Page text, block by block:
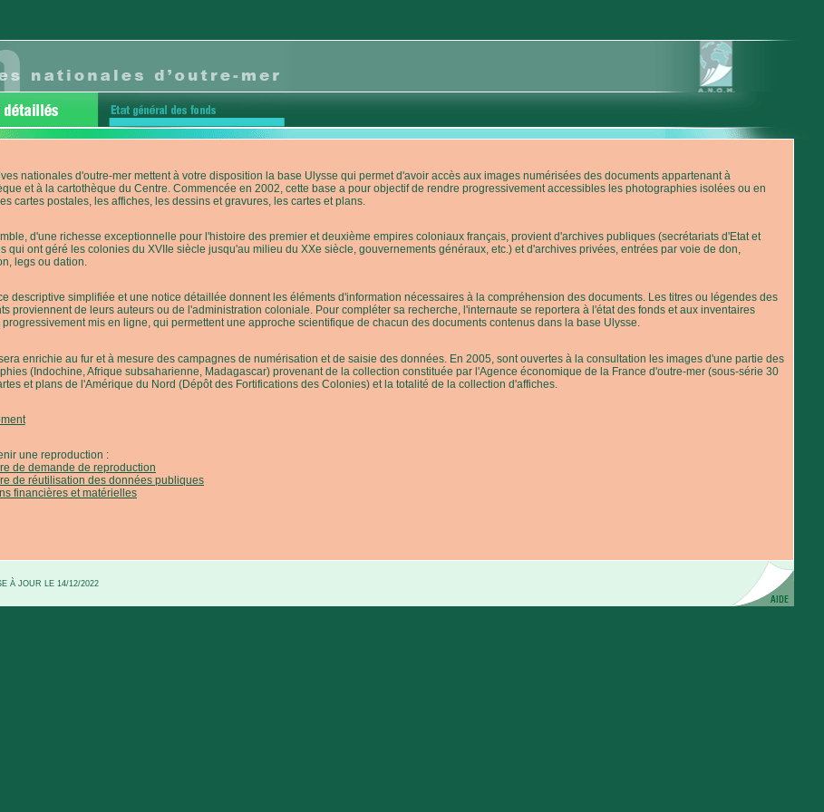
nationales d'outre-mer mettent à votre disposition la base Ulysse qui permet d'avoir accès aux images numérisées des documents appartenant à
et à la cartothèque du Centre. Commencée en 2002, cette base a pour objectif de rendre progressivement accessibles les photographies isolées ou en
cartes postales, les affiches, les dessins et gravures, les cartes et plans.
d'une richesse exceptionnelle pour l'histoire des premier et deuxième empires coloniaux français, provient d'archives publiques (secrétariats d'Etat et
qui ont géré les colonies du XVIIe siècle jusqu'au milieu du XXe siècle, gouvernements généraux, etc.) et d'archives privées, entrées par voie de don,
legs ou dation.
descriptive simplifiée et une notice détaillée donnent les éléments d'information nécessaires à la compréhension des documents. Les titres ou légendes des
proviennent de leurs auteurs ou de l'administration coloniale. Pour compléter sa recherche, l'internaute se reportera à l'état des fonds et aux inventaires
mis en ligne, qui permettent une approche scientifique de chacun des documents contenus dans la base Ulysse.
enrichie au fur et à mesure des campagnes de numérisation et de saisie des données. En 2005, sont ouvertes à la consultation les images d'une partie des
(Indochine, Afrique subsaharienne, Madagascar) provenant de la collection constituée par l'Agence économique de la France d'outre-mer (sous-série 30
et plans de l'Amérique du Nord (Dépôt des Fortifications des Colonies) et la totalité de la collection d'affiches.
une reproduction :
de demande de reproduction
de réutilisation des données publiques
financières et matérielles
À JOUR LE 14/12/2022